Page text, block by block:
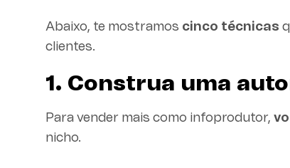
Abaixo, te mostramos cinco técnicas
clientes.
1. Construa uma
Para vender mais como infoprodutor,
nicho.